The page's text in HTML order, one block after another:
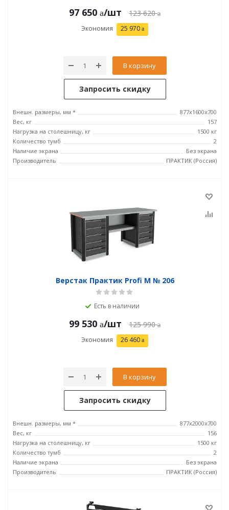
97 650 /шт 123 620
Экономия 25 970
В корзину
Запросить скидку
Внешн. размеры, мм *
877х1600х700
Вес, кг
157
Нагрузка на столешницу, кг
1500 кг
Количество тумб
2
Наличие экрана
Без экрана
Производитель
ПРАКТИК (Россия)
Верстак Практик Profi M № 206
Есть в наличии
99 530 /шт 125 990
Экономия 26 460
В корзину
Запросить скидку
Внешн. размеры, мм *
877х2000х700
Вес, кг
156
Нагрузка на столешницу, кг
1500 кг
Количество тумб
2
Наличие экрана
Без экрана
Производитель
ПРАКТИК (Россия)